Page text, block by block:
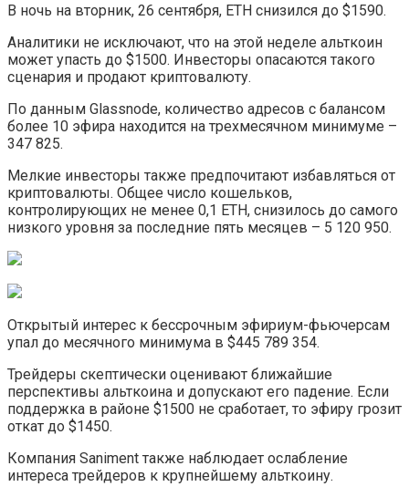
В ночь на вторник, 26 сентября, ETH снизился до $1590.
Аналитики не исключают, что на этой неделе альткоин
может упасть до $1500. Инвесторы опасаются такого
сценария и продают криптовалюту.
По данным Glassnode, количество адресов с балансом
более 10 эфира находится на трехмесячном минимуме –
347 825.
Мелкие инвесторы также предпочитают избавляться от
криптовалюты. Общее число кошельков,
контролирующих не менее 0,1 ETH, снизилось до самого
низкого уровня за последние пять месяцев – 5 120 950.
Открытый интерес к бессрочным эфириум-фьючерсам
упал до месячного минимума в $445 789 354.
Трейдеры скептически оценивают ближайшие
перспективы альткоина и допускают его падение. Если
поддержка в районе $1500 не сработает, то эфиру грозит
откат до $1450.
Компания Saniment также наблюдает ослабление
интереса трейдеров к крупнейшему альткоину.